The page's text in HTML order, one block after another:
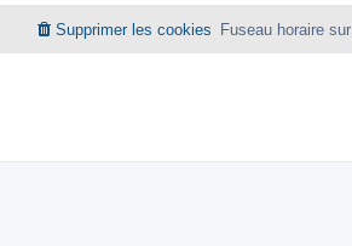
Fuseau horaire sur
Supprimer les cookies